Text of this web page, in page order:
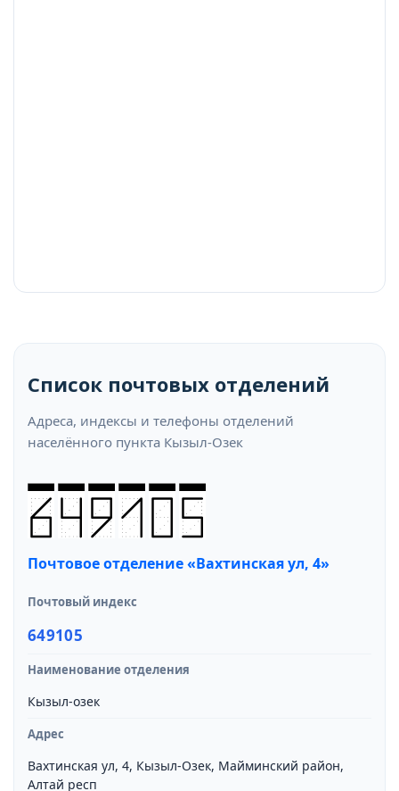
Список почтовых отделений
Адреса, индексы и телефоны отделений
населённого пункта Кызыл-Озек
Почтовое отделение «Вахтинская ул, 4»
Почтовый индекс
649105
Наименование отделения
Кызыл-озек
Адрес
Вахтинская ул, 4, Кызыл-Озек, Майминский район,
Алтай респ